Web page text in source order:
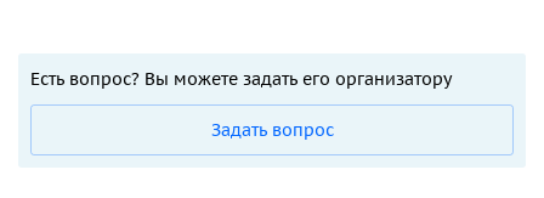
Есть вопрос? Вы можете задать его организатору
Задать вопрос